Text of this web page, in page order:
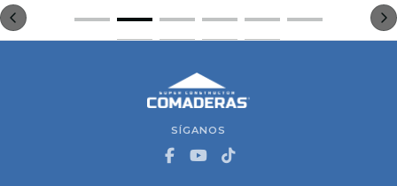
SÍGANOS